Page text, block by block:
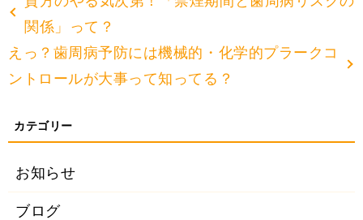
関係」って？
えっ？歯周病予防には機械的・化学的プラークコ
ントロールが大事って知ってる？
お知らせ
ブログ